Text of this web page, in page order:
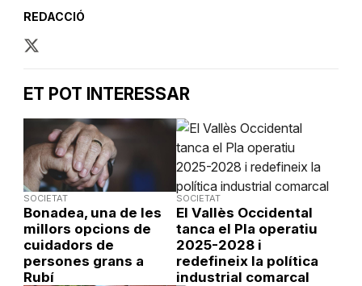
REDACCIÓ
ET POT INTERESSAR
SOCIETAT
Bonadea, una de les
millors opcions de
cuidadors de
persones grans a
Rubí
SOCIETAT
El Vallès Occidental
tanca el Pla operatiu
2025-2028 i
redefineix la política
industrial comarcal